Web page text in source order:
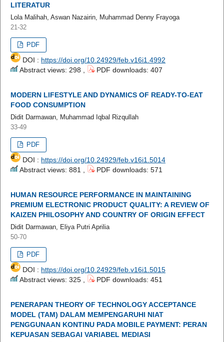
LITERATUR
Lola Malihah, Aswan Nazairin, Muhammad Denny Frayoga
21-32
PDF
DOI : https://doi.org/10.24929/feb.v16i1.4992
Abstract views: 298 ,
PDF downloads: 407
MODERN LIFESTYLE AND DYNAMICS OF READY-TO-EAT
FOOD CONSUMPTION
Didit Darmawan, Muhammad Iqbal Rizqullah
33-49
PDF
DOI : https://doi.org/10.24929/feb.v16i1.5014
Abstract views: 881 ,
PDF downloads: 571
HUMAN RESOURCE PERFORMANCE IN MAINTAINING
PREMIUM ELECTRONIC PRODUCT QUALITY: A REVIEW OF
KAIZEN PHILOSOPHY AND COUNTRY OF ORIGIN EFFECT
Didit Darmawan, Eliya Putri Aprilia
50-70
PDF
DOI : https://doi.org/10.24929/feb.v16i1.5015
Abstract views: 325 ,
PDF downloads: 451
PENERAPAN THEORY OF TECHNOLOGY ACCEPTANCE
MODEL (TAM) DALAM MEMPENGARUHI NIAT
PENGGUNAAN KONTINU PADA MOBILE PAYMENT: PERAN
KEPUASAN SEBAGAI VARIABEL MEDIASI